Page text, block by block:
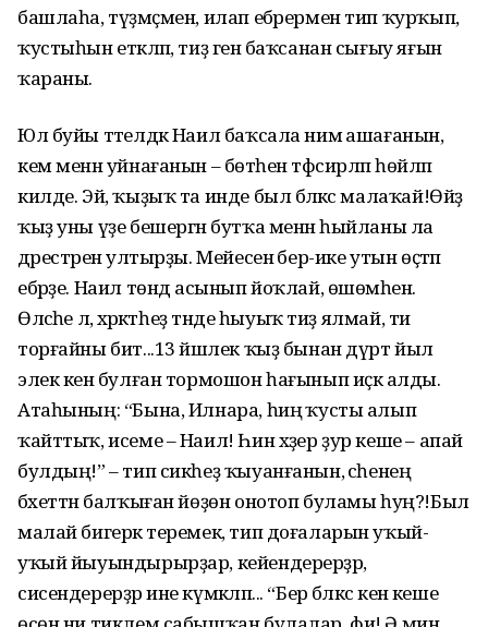
башлаһа, түҙмәҫмен, илап ебәрермен тип ҡурҡып,
ҡустыһын етәкләп, тиҙ генә баҡсанан сығыу яғын
ҡараны.
Юл буйы тәтелдәк Наил баҡсала нимә ашағанын,
кем менән уйнағанын – бөтәһен тәфсирләп һөйләп
килде. Эй, ҡыҙыҡ та инде был бәләкәс малаҡай!Өйҙә
ҡыҙ уны үҙе бешергән бутҡа менән һыйланы ла
дәрестәренә ултырҙы. Мейесенә бер-ике утын өҫтәп
ебәрҙе. Наил төндә асынып йоҡлай, өшөмәһен.
Өләсәһе лә, хәрәкәтһеҙ тәнде һыуыҡ тиҙ ялмай, ти
торғайны бит...13 йәшлек ҡыҙ бынан дүрт йыл
элек кенә булған тормошон һағынып иҫкә алды.
Атаһының: “Бына, Илнара, һиңә ҡусты алып
ҡайттыҡ, исеме – Наил! Һин хәҙер ҙур кеше – апай
булдың!” – тип сикһеҙ ҡыуанғанын, әсәһенең
бәхеттән балҡыған йөҙөн онотоп буламы һуң?!Был
малай бигерәк теремек, тип доғаларын уҡый-
уҡый йыуындырырҙар, кейендерерҙәр,
сисендерерҙәр ине күмәкләп... “Бер бәләкәс кенә кеше